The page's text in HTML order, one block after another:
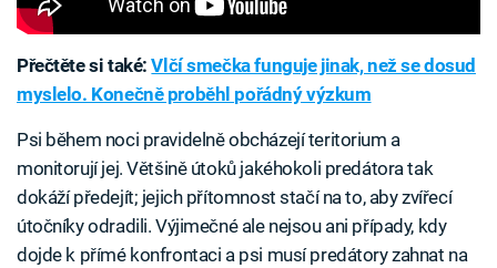
Přečtěte si také:Vlčí smečka funguje jinak, než se dosud
myslelo. Konečně proběhl pořádný výzkum
Psi během noci pravidelně obcházejí teritorium a
monitorují jej. Většině útoků jakéhokoli predátora tak
dokáží předejít; jejich přítomnost stačí na to, aby zvířecí
útočníky odradili. Výjimečné ale nejsou ani případy, kdy
dojde k přímé konfrontaci a psi musí predátory zahnat na